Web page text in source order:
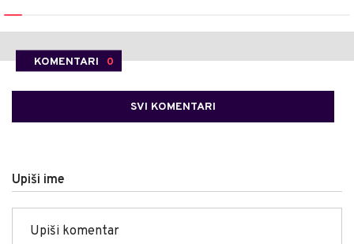
KOMENTARI 0
SVI KOMENTARI
Upiši ime